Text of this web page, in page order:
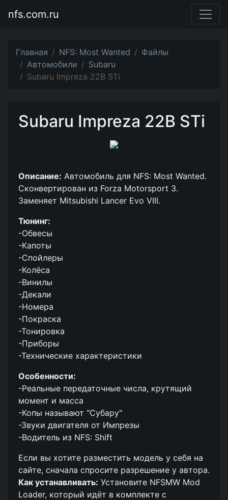
nfs.com.ru
Главная NFS: Most Wanted
Файлы
Автомобили
Subaru
Subaru Impreza 22B STi
Subaru Impreza 22B STi
Описание: Автомобиль для NFS: Most Wanted.
Сконвертирован из Forza Motorsport 3.
Заменяет Mitsubishi Lancer Evo VIII.
Тюнинг:
-Обвесы
-Капоты
-Спойлеры
-Колёса
-Винилы
-Декали
-Номера
-Покраска
-Тонировка
-Приборы
-Технические характеристики
Особенности:
-Реальные передаточные числа, крутящий
момент и масса
-Копы называют "Субару"
-Звуки двигателя от Импрезы
-Водитель из NFS: Shift
Если вы хотите разместить модель у себя на
сайте, сначала спросите разрешение у автора.
Как устанавливать: Установите NFSMW Mod
Loader, который идёт в комплекте с